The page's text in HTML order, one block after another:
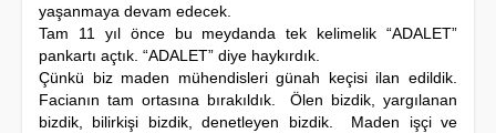
yaşanmaya devam edecek.
Tam 11 yıl önce bu meydanda tek kelimelik “ADALET”
pankartı açtık. “ADALET” diye haykırdık.
Çünkü biz maden mühendisleri günah keçisi ilan edildik.
Facianın tam ortasına bırakıldık. Ölen bizdik, yargılanan
bizdik, bilirkişi bizdik, denetleyen bizdik. Maden işçi ve